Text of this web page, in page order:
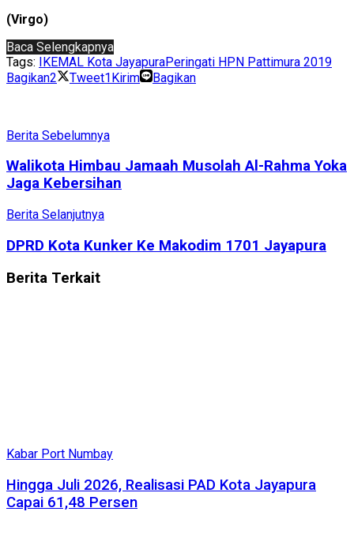
(Virgo)
Baca Selengkapnya
Tags: IKEMAL Kota JayapuraPeringati HPN Pattimura 2019
Bagikan2 Tweet1Kirim Bagikan
Berita Sebelumnya
Walikota Himbau Jamaah Musolah Al-Rahma Yoka
Jaga Kebersihan
Berita Selanjutnya
DPRD Kota Kunker Ke Makodim 1701 Jayapura
Berita Terkait
Kabar Port Numbay
Hingga Juli 2026, Realisasi PAD Kota Jayapura
Capai 61,48 Persen